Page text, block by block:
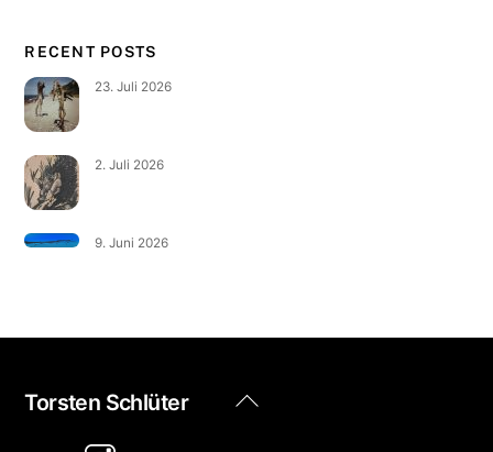
RECENT POSTS
23. Juli 2026
2. Juli 2026
9. Juni 2026
Back
Torsten Schlüter